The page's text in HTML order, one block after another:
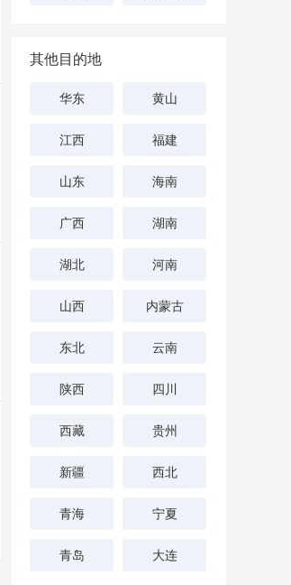
其他目的地
华东 黄山
江西 福建
山东 海南
广西 湖南
湖北 河南
山西 内蒙古
东北 云南
陕西 四川
西藏 贵州
新疆 西北
青海 宁夏
青岛 大连